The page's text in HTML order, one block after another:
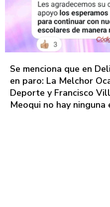
Se menciona que en
en paro: La Melchor
Deporte y Francisco
Meoqui no hay ninguna